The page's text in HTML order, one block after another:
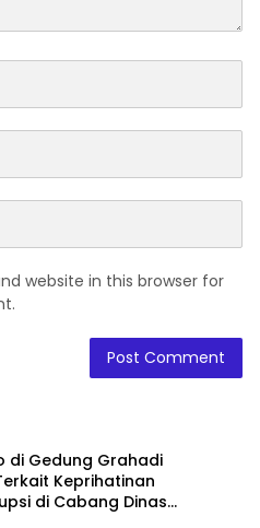
website in this browser for
di Gedung Grahadi
Keprihatinan
di Cabang Dinas